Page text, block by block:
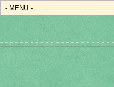
État/Pays